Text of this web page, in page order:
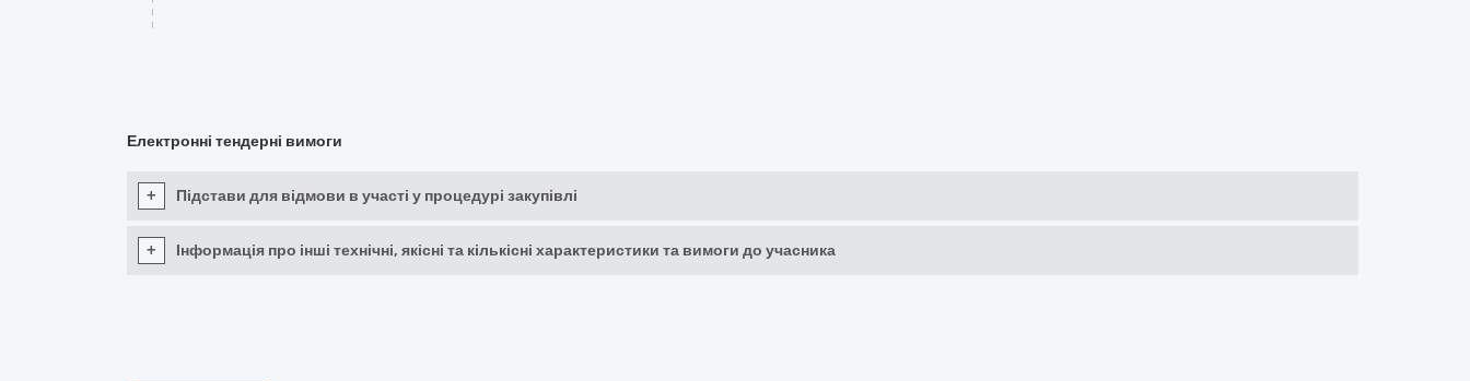
Електронні тендерні вимоги
+ Підстави для відмови в участі у процедурі закупівлі
+ Інформація про інші технічні, якісні та кількісні характеристики та вимоги до учасника